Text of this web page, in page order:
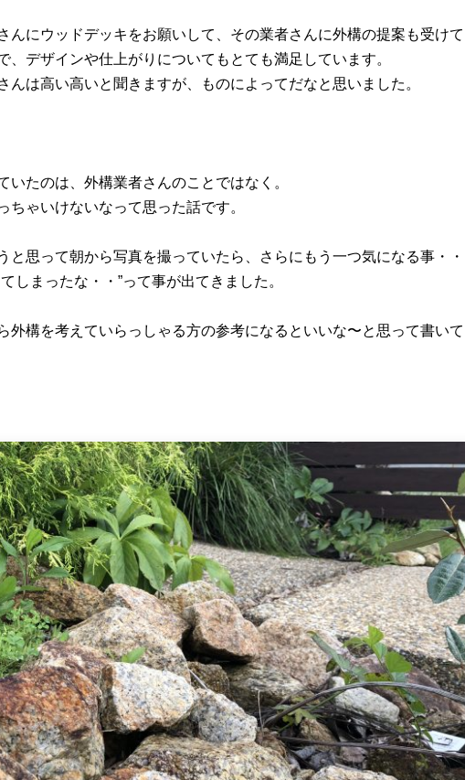
んにウッドデッキをお願いして、その業者さんに外構の提案も受けて
、デザインや仕上がりについてもとても満足しています。
んは高い高いと聞きますが、ものによってだなと思いました。
いたのは、外構業者さんのことではなく。
ちゃいけないなって思った話です。
と思って朝から写真を撮っていたら、さらにもう一つ気になる事・・
しまったな・・”って事が出てきました。
外構を考えていらっしゃる方の参考になるといいな〜と思って書いて